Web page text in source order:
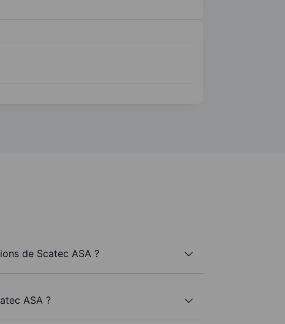
de Scatec ASA ?
ASA ?